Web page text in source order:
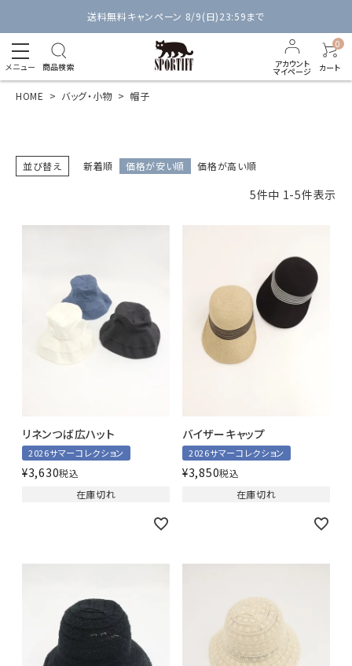
送料無料キャンペーン 8/9(日)23:59まで
メニュー 商品検索 アカウント
マイページ
0
カート
HOME バッグ・小物 帽子
並び替え 新着順 価格が安い順 価格が高い順
5件中 1-5件表示
リネンつば広ハット
2026サマーコレクション
¥3,630税込
在庫切れ
バイザーキャップ
2026サマーコレクション
¥3,850税込
在庫切れ